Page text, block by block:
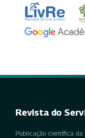
Revista do
Publicação científica